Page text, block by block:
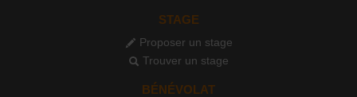
STAGE
Proposer un stage
Trouver un stage
BÉNÉVOLAT